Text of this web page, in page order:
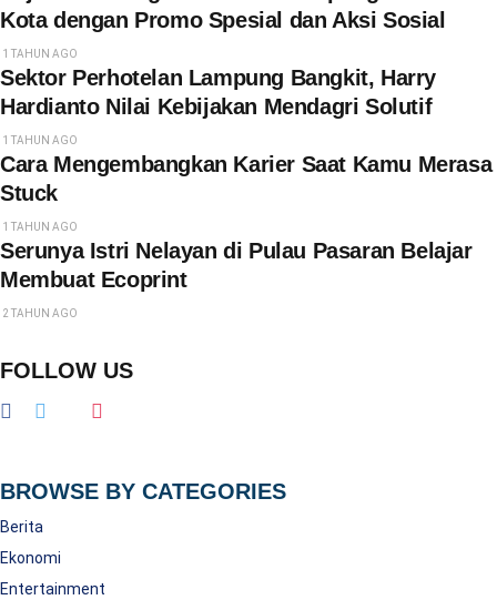
Kota dengan Promo Spesial dan Aksi Sosial
1 TAHUN AGO
Sektor Perhotelan Lampung Bangkit, Harry
Hardianto Nilai Kebijakan Mendagri Solutif
1 TAHUN AGO
Cara Mengembangkan Karier Saat Kamu Merasa
Stuck
1 TAHUN AGO
Serunya Istri Nelayan di Pulau Pasaran Belajar
Membuat Ecoprint
2 TAHUN AGO
FOLLOW US
BROWSE BY CATEGORIES
Berita
Ekonomi
Entertainment